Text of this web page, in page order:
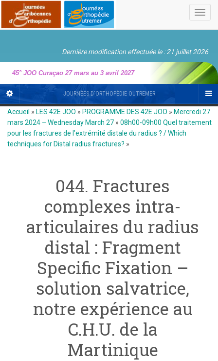
Dernière modification effectuée le : 21 juillet 2026
45° JOO Curaçao 27 mars au 3 avril 2027
JOURNÉES D'ORTHOPÉDIE OUTREMER
Accueil » LES 42E JOO » PROGRAMME DES 42E JOO » Mercredi 27
mars 2024 – Wednesday March 27 » 08h00-09h00 Quel traitement
pour les fractures de l’extrémité distale du radius ? / Which
techniques for Distal radius fractures? »
044. Fractures
complexes intra-
articulaires du radius
distal : Fragment
Specific Fixation –
solution salvatrice,
notre expérience au
C.H.U. de la
Martinique